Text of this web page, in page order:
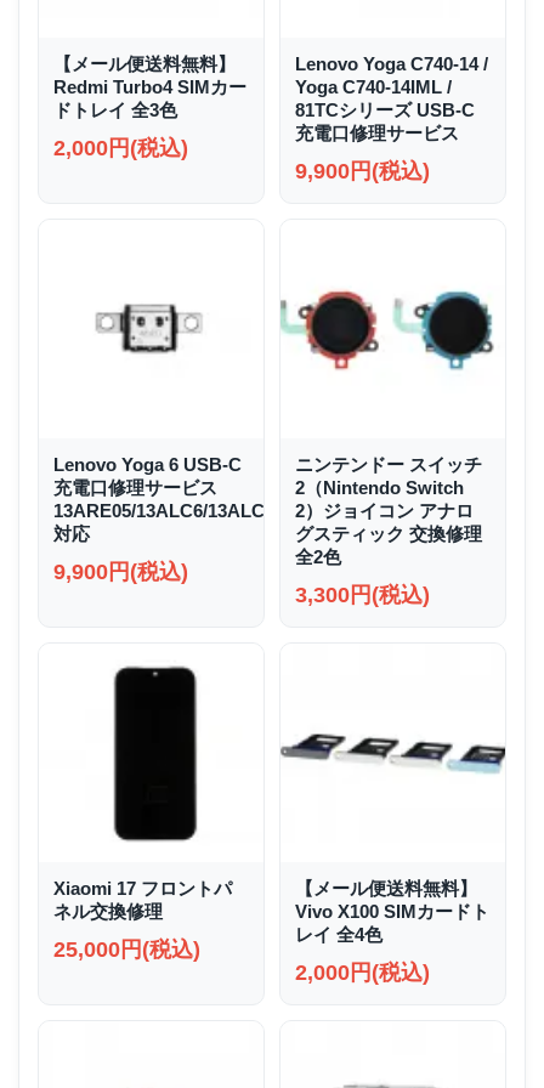
【メール便送料無料】
Redmi Turbo4 SIMカー
ドトレイ 全3色
2,000円(税込)
Lenovo Yoga C740-14 /
Yoga C740-14IML /
81TCシリーズ USB-C
充電口修理サービス
9,900円(税込)
Lenovo Yoga 6 USB-C
充電口修理サービス
13ARE05/13ALC6/13ALC7/13ABR8
対応
9,900円(税込)
ニンテンドー スイッチ
2（Nintendo Switch
2）ジョイコン アナロ
グスティック 交換修理
全2色
3,300円(税込)
Xiaomi 17 フロントパ
ネル交換修理
25,000円(税込)
【メール便送料無料】
Vivo X100 SIMカードト
レイ 全4色
2,000円(税込)